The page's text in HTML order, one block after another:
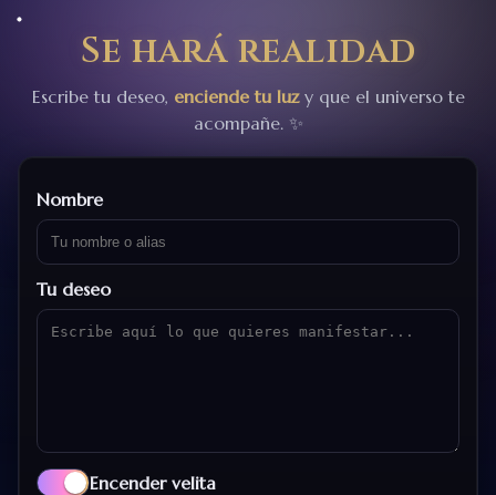
Se hará realidad
Escribe tu deseo, enciende tu luzy que el universo te
acompañe. ✨
Nombre
Tu deseo
Encender velita